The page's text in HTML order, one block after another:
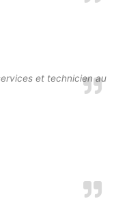
et technicien au